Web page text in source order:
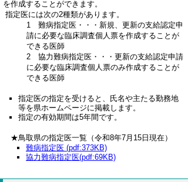
を作成することができます。
指定医には次の2種類があります。
1 難病指定医・・・新規、更新の支給認定申
請に必要な臨床調査個人票を作成することが
できる医師
2 協力難病指定医・・・更新の支給認定申請
に必要な臨床調査個人票のみ作成することが
できる医師
指定医の指定を受けると、氏名や主たる勤務地
等を県ホームページに掲載します。
指定の有効期間は5年間です。
★鳥取県の指定医一覧（令和8年7月15日現在）
難病指定医 (pdf:373KB)
協力難病指定医(pdf:69KB)